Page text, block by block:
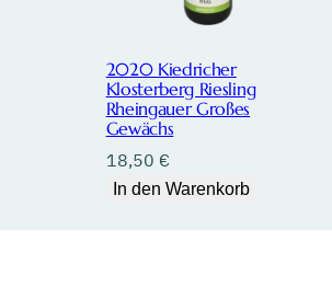
2020 Kiedricher
Klosterberg Riesling
Rheingauer Großes
Gewächs
18,50 €
In den Warenkorb